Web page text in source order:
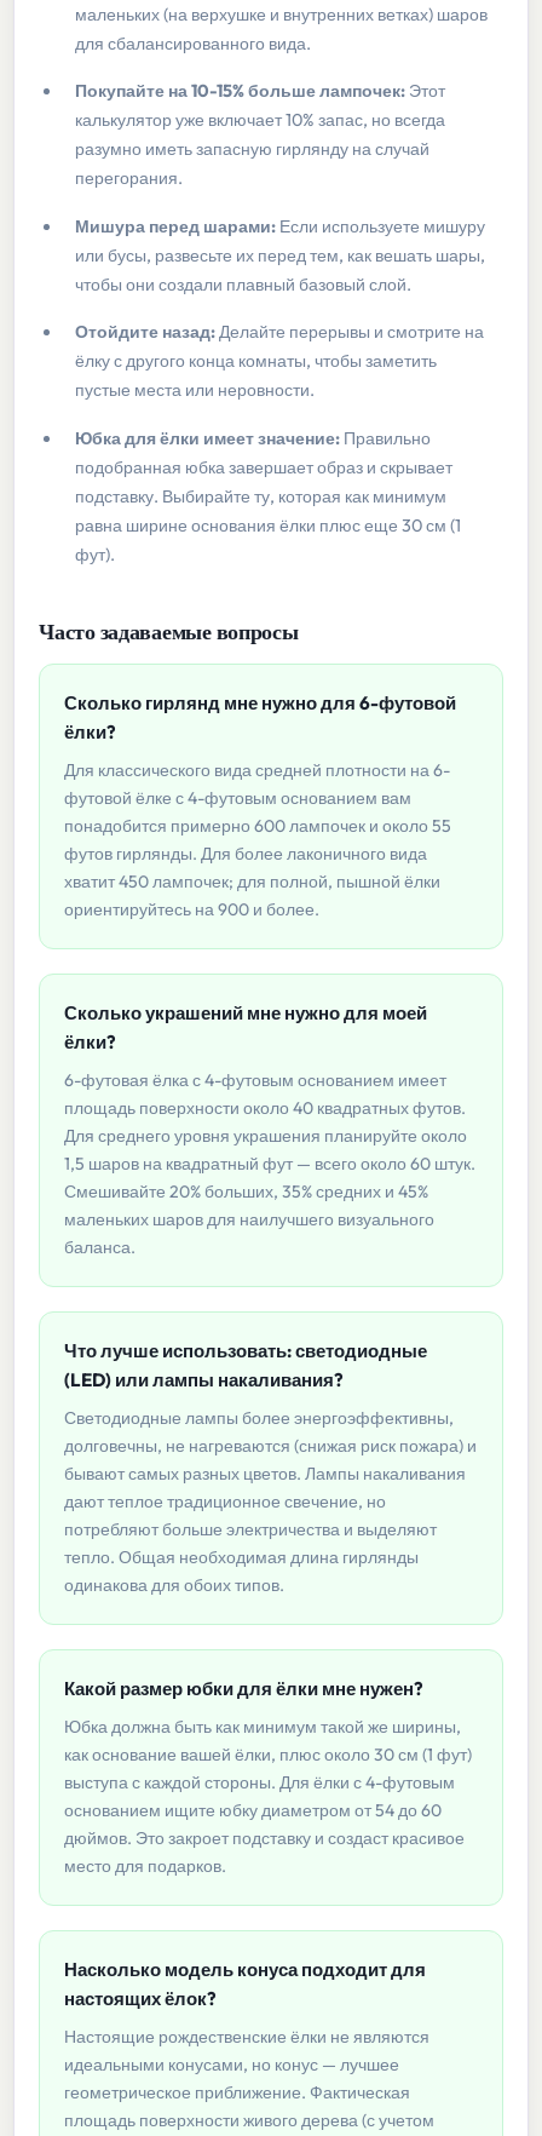
маленьких (на верхушке и внутренних ветках) шаров
для сбалансированного вида.
Покупайте на 10-15% больше лампочек: Этот
калькулятор уже включает 10% запас, но всегда
разумно иметь запасную гирлянду на случай
перегорания.
Мишура перед шарами: Если используете мишуру
или бусы, развесьте их перед тем, как вешать шары,
чтобы они создали плавный базовый слой.
Отойдите назад:Делайте перерывы и смотрите на
ёлку с другого конца комнаты, чтобы заметить
пустые места или неровности.
Юбка для ёлки имеет значение: Правильно
подобранная юбка завершает образ и скрывает
подставку. Выбирайте ту, которая как минимум
равна ширине основания ёлки плюс еще 30 см (1
фут).
Часто задаваемые вопросы
Сколько гирлянд мне нужно для 6-футовой
ёлки?
Для классического вида средней плотности на 6-
футовой ёлке с 4-футовым основанием вам
понадобится примерно 600 лампочек и около 55
футов гирлянды. Для более лаконичного вида
хватит 450 лампочек; для полной, пышной ёлки
ориентируйтесь на 900 и более.
Сколько украшений мне нужно для моей
ёлки?
6-футовая ёлка с 4-футовым основанием имеет
площадь поверхности около 40 квадратных футов.
Для среднего уровня украшения планируйте около
1,5 шаров на квадратный фут — всего около 60 штук.
Смешивайте 20% больших, 35% средних и 45%
маленьких шаров для наилучшего визуального
баланса.
Что лучше использовать: светодиодные
(LED) или лампы накаливания?
Светодиодные лампы более энергоэффективны,
долговечны, не нагреваются (снижая риск пожара) и
бывают самых разных цветов. Лампы накаливания
дают теплое традиционное свечение, но
потребляют больше электричества и выделяют
тепло. Общая необходимая длина гирлянды
одинакова для обоих типов.
Какой размер юбки для ёлки мне нужен?
Юбка должна быть как минимум такой же ширины,
как основание вашей ёлки, плюс около 30 см (1 фут)
выступа с каждой стороны. Для ёлки с 4-футовым
основанием ищите юбку диаметром от 54 до 60
дюймов. Это закроет подставку и создаст красивое
место для подарков.
Насколько модель конуса подходит для
настоящих ёлок?
Настоящие рождественские ёлки не являются
идеальными конусами, но конус — лучшее
геометрическое приближение. Фактическая
площадь поверхности живого дерева (с учетом